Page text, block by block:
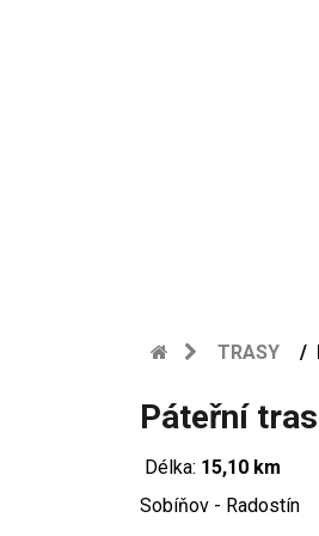
TRASY
Páteřní
Délka: 15,10 km
Sobíňov - Radostín